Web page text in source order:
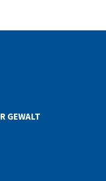
GEWALT